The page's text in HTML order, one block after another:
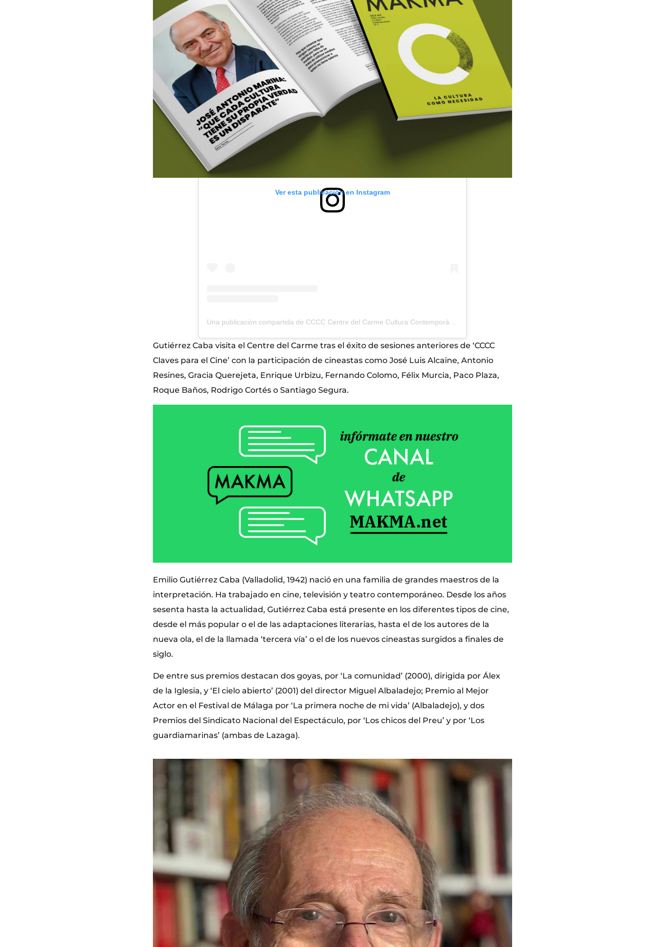
Ver esta publicación en Instagram
Gutiérrez Caba visita el Centre del Carme tras el éxito de sesiones anteriores de ‘CCCC
Claves para el Cine’ con la participación de cineastas como José Luis Alcaine, Antonio
Resines, Gracia Querejeta, Enrique Urbizu, Fernando Colomo, Félix Murcia, Paco Plaza,
Roque Baños, Rodrigo Cortés o Santiago Segura.
Emilio Gutiérrez Caba (Valladolid, 1942) nació en una familia de grandes maestros de la
interpretación. Ha trabajado en cine, televisión y teatro contemporáneo. Desde los años
sesenta hasta la actualidad, Gutiérrez Caba está presente en los diferentes tipos de cine,
desde el más popular o el de las adaptaciones literarias, hasta el de los autores de la
nueva ola, el de la llamada ‘tercera vía’ o el de los nuevos cineastas surgidos a finales de
siglo.
De entre sus premios destacan dos goyas, por ‘La comunidad’ (2000), dirigida por Álex
de la Iglesia, y ‘El cielo abierto’ (2001) del director Miguel Albaladejo; Premio al Mejor
Actor en el Festival de Málaga por ‘La primera noche de mi vida’ (Albaladejo), y dos
Premios del Sindicato Nacional del Espectáculo, por ‘Los chicos del Preu’ y por ‘Los
guardiamarinas’ (ambas de Lazaga).